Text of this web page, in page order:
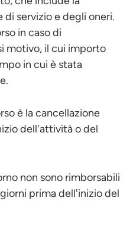
servizio e degli oneri.
in caso di
motivo, il cui importo
in cui è stata
è la cancellazione
dell'attività o del
non sono rimborsabili
prima dell'inizio del